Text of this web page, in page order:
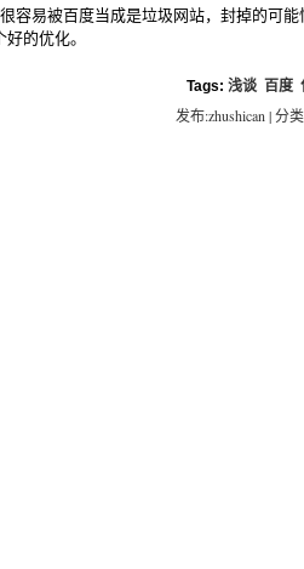
容易被百度当成是垃圾网站，封掉的可
的优化。
Tags: 浅谈 百度
发布:zhushican | 分